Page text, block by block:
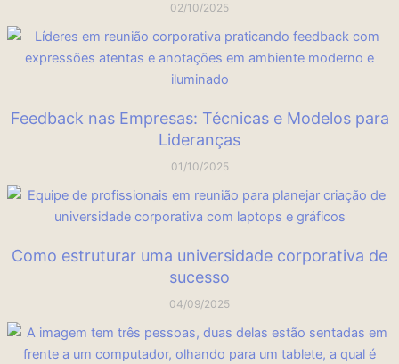
02/10/2025
Feedback nas Empresas: Técnicas e Modelos para
Lideranças
01/10/2025
Como estruturar uma universidade corporativa de
sucesso
04/09/2025